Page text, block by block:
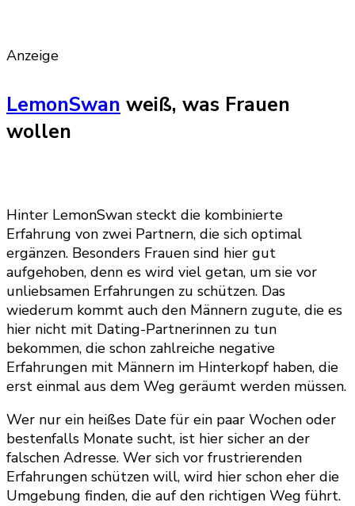
Anzeige
LemonSwan weiß, was Frauen
wollen
Hinter LemonSwan steckt die kombinierte
Erfahrung von zwei Partnern, die sich optimal
ergänzen. Besonders Frauen sind hier gut
aufgehoben, denn es wird viel getan, um sie vor
unliebsamen Erfahrungen zu schützen. Das
wiederum kommt auch den Männern zugute, die es
hier nicht mit Dating-Partnerinnen zu tun
bekommen, die schon zahlreiche negative
Erfahrungen mit Männern im Hinterkopf haben, die
erst einmal aus dem Weg geräumt werden müssen.
Wer nur ein heißes Date für ein paar Wochen oder
bestenfalls Monate sucht, ist hier sicher an der
falschen Adresse. Wer sich vor frustrierenden
Erfahrungen schützen will, wird hier schon eher die
Umgebung finden, die auf den richtigen Weg führt.